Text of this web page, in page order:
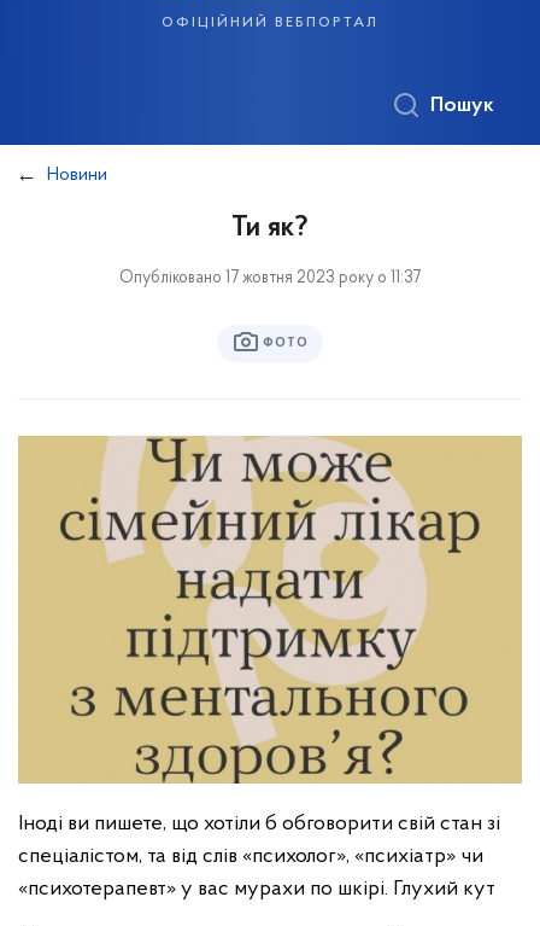
офіційний вебпортал
Пошук
Новини
Ти як?
Опубліковано 17 жовтня 2023 року о 11:37
ФОТО
Іноді ви пишете, що хотіли б обговорити свій стан зі
спеціалістом, та від слів «психолог», «психіатр» чи
«психотерапевт» у вас мурахи по шкірі. Глухий кут